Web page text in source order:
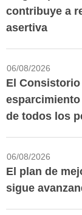
contribuye a
asertiva
06/08/2026
El
de todos los
06/08/2026
El plan de
sigue